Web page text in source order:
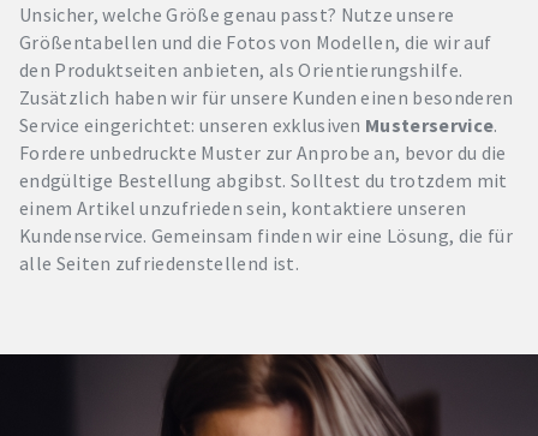
Unsicher, welche Größe genau passt? Nutze unsere
Größentabellen und die Fotos von Modellen, die wir auf
den Produktseiten anbieten, als Orientierungshilfe.
Zusätzlich haben wir für unsere Kunden einen besonderen
Service eingerichtet: unseren exklusiven Musterservice.
Fordere unbedruckte Muster zur Anprobe an, bevor du die
endgültige Bestellung abgibst. Solltest du trotzdem mit
einem Artikel unzufrieden sein, kontaktiere unseren
Kundenservice. Gemeinsam finden wir eine Lösung, die für
alle Seiten zufriedenstellend ist.